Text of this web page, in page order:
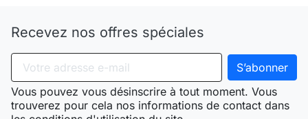
Recevez nos offres spéciales
Vous pouvez vous désinscrire à tout moment. Vous
trouverez pour cela nos informations de contact dans